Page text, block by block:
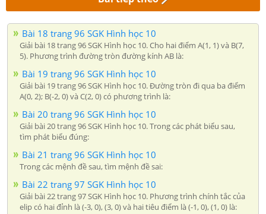
Bài 18 trang 96 SGK Hình học 10
Giải bài 18 trang 96 SGK Hình học 10. Cho hai điểm A(1, 1) và B(7,
5). Phương trình đường tròn đường kính AB là:
Bài 19 trang 96 SGK Hình học 10
Giải bài 19 trang 96 SGK Hình học 10. Đường tròn đi qua ba điểm
A(0, 2); B(-2, 0) và C(2, 0) có phương trình là:
Bài 20 trang 96 SGK Hình học 10
Giải bài 20 trang 96 SGK Hình học 10. Trong các phát biểu sau,
tìm phát biểu đúng:
Bài 21 trang 96 SGK Hình học 10
Trong các mệnh đề sau, tìm mệnh đề sai:
Bài 22 trang 97 SGK Hình học 10
Giải bài 22 trang 97 SGK Hình học 10. Phương trình chính tắc của
elip có hai đỉnh là (-3, 0), (3, 0) và hai tiêu điểm là (-1, 0), (1, 0) là: